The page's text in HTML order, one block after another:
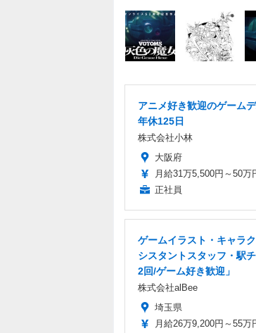
アニメ好き歓迎のゲーム
年休125日
株式会社小林
大阪府
月給31万5,500円～50万
正社員
ゲームイラスト・キャラ
シスタントスタッフ・駅
2回/ゲーム好き歓迎」
株式会社alBee
埼玉県
月給26万9,200円～55万